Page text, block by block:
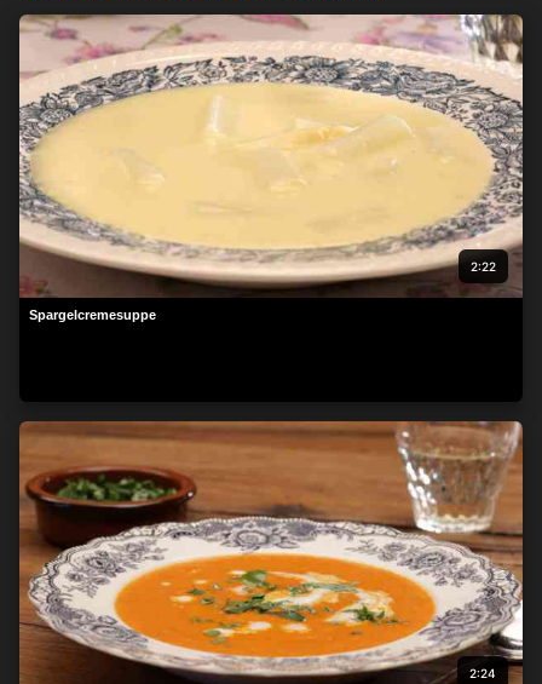
Wir respektieren Ihre Privatsphäre
Wir und unsere Partner speichern und/oder greifen auf
Informationen wie Cookies auf einem Gerät zu und verarbeiten
personenbezogene Daten wie eindeutige Kennungen und
Standardinformationen, die von einem Gerät für personalisierte
Werbung und Inhalte, Werbung und Inhaltsmessung,
Zielgruppenforschung und Serviceentwicklung gesendet
werden.
Mit Ihrer Erlaubnis dürfen wir und unsere Partner über
Gerätescans genaue Standortdaten und Kenndaten abfragen.
Sie können auf die entsprechende Schaltfläche klicken, um der
o. a. Datenverarbeitung durch uns und unsere Partner
zuzustimmen. Alternativ können Sie auf detailliertere
personenbezogenen Daten ohne Ihre Einwilligung stattfinden
kann, obwohl Sie das Recht haben, einer solchen Verarbeitung
zu widersprechen. Ihre Einstellungen gelten lediglich für diese
Website. Sie können Ihre Einstellungen jederzeit ändern oder
Ihre Einwilligung widerrufen, indem Sie zu dieser Website
zurückkehren und unten auf der Webseite auf die Schaltfläche
"Datenschutz" klicken.
2:22
Spargelcremesuppe
2:24